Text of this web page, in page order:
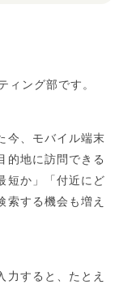
ィング部です。
今、モバイル端末
的地に訪問できる
短か」「付近にど
索する機会も増え
力すると、たとえ